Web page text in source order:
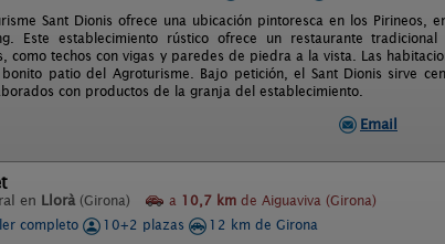
Sant Dionis ofrece una ubicación pintoresca en los Pirineos,
Este establecimiento rústico ofrece un restaurante
como techos con vigas y paredes de piedra a la vista. Las
patio del Agroturisme. Bajo petición, el Sant Dionis sirve
con productos de la granja del establecimiento.
Email
en Llorà (Girona) a 10,7 km de Aiguaviva (Girona)
completo
10+2 plazas
12 km de Girona